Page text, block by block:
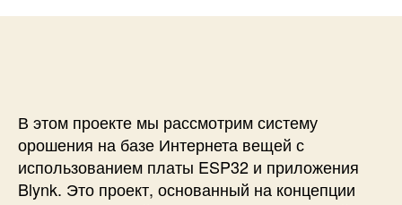
с
а
я
и
р
р
В этом проекте мы рассмотрим систему
орошения на базе Интернета вещей с
использованием платы ESP32 и приложения
Blynk. Это проект, основанный на концепции